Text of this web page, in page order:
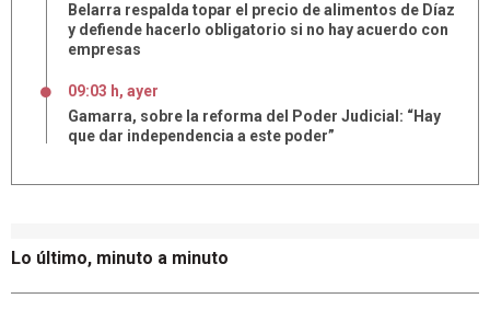
Lo último, minuto a minuto
Belarra respalda topar el precio de alimentos de Díaz
y defiende hacerlo obligatorio si no hay acuerdo con
empresas
09:03 h, ayer
Gamarra, sobre la reforma del Poder Judicial: “Hay
que dar independencia a este poder”